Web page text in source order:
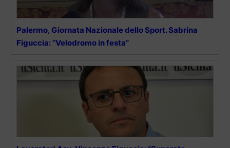
Palermo, Giornata Nazionale dello Sport. Sabrina
Figuccia: “Velodromo in festa”